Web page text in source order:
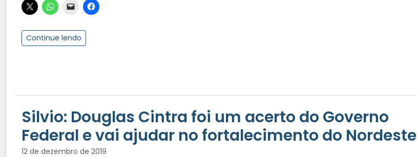
Continue lendo
Silvio: Douglas Cintra foi um acerto do Governo
Federal e vai ajudar no fortalecimento do Nordeste
12 de dezembro de 2019